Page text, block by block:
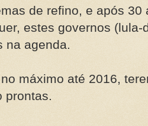
de refino, e após
estes governos
na agenda.
máximo até 2016,
prontas.